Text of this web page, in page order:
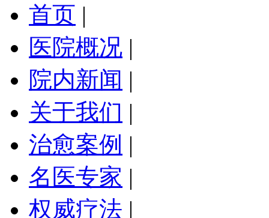
首页 |
医院概况 |
院内新闻 |
关于我们 |
治愈案例 |
名医专家 |
权威疗法 |